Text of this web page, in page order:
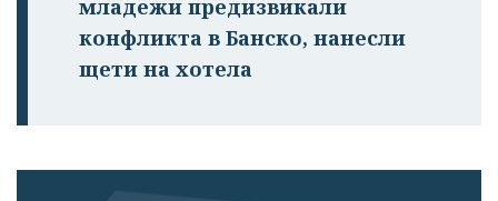
младежи предизвикали
конфликта в Банско, нанесли
щети на хотела